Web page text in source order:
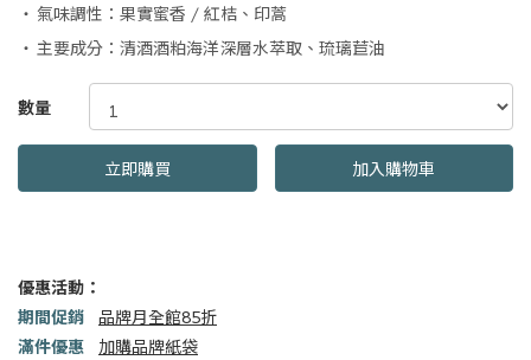
氣味調性：果實蜜香 / 紅桔、印蒿
主要成分：清酒酒粕海洋深層水萃取、琉璃苣油
GOODS000000000000000416515
數量
立即購買 加入購物車
優惠活動：
期間促銷 品牌月全館85折
滿件優惠 加購品牌紙袋